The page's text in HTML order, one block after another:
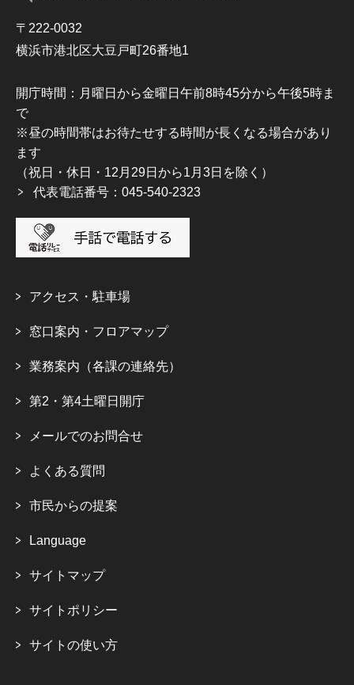
〒222-0032
横浜市港北区大豆戸町26番地1
開庁時間：月曜日から金曜日午前8時45分から午後5時ま
で
※昼の時間帯はお待たせする時間が長くなる場合があり
ます
（祝日・休日・12月29日から1月3日を除く）
代表電話番号：045-540-2323
アクセス・駐車場
窓口案内・フロアマップ
業務案内（各課の連絡先）
第2・第4土曜日開庁
メールでのお問合せ
よくある質問
市民からの提案
Language
サイトマップ
サイトポリシー
サイトの使い方